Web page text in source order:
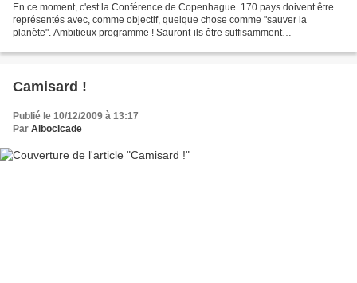
En ce moment, c'est la Conférence de Copenhague. 170 pays doivent être
représentés avec, comme objectif, quelque chose comme "sauver la
planète". Ambitieux programme ! Sauront-ils être suffisamment
Camisard !
Publié le 10/12/2009 à 13:17
Par Albocicade